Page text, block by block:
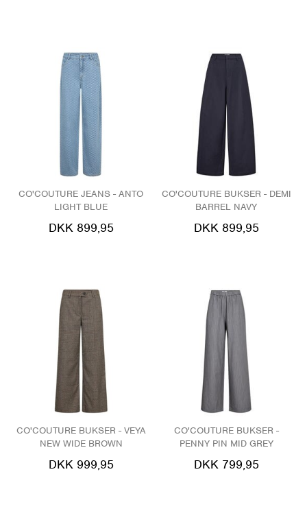
CO'COUTURE JEANS - ANTO
LIGHT BLUE
DKK 899,95
CO'COUTURE BUKSER - DEMI
BARREL NAVY
DKK 899,95
CO'COUTURE BUKSER - VEYA
NEW WIDE BROWN
DKK 999,95
CO'COUTURE BUKSER -
PENNY PIN MID GREY
DKK 799,95